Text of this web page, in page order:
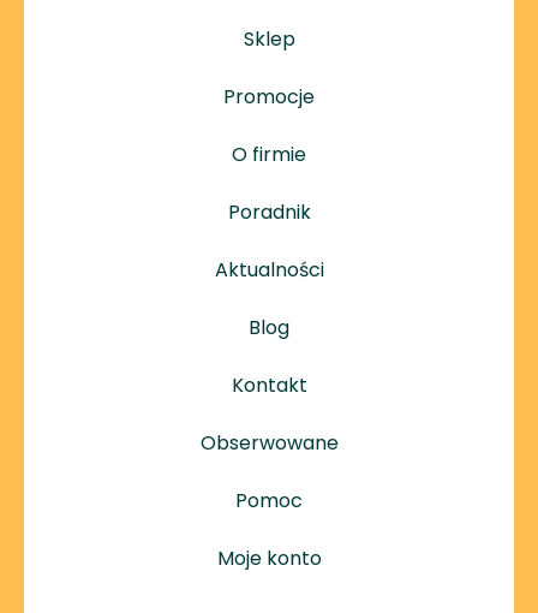
Sklep
Promocje
O firmie
Poradnik
Aktualności
Blog
Kontakt
Obserwowane
Pomoc
Moje konto